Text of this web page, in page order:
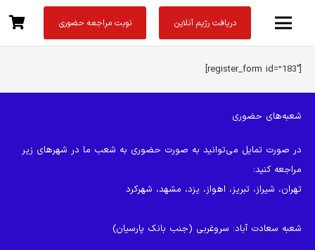
دریافت رژیم آنلاین نوبت مراجعه حضوری
[register_form id=”183″]
شعبه‌های حضوری
در صورت تمایل می‌توانید به صورت حضوری به شعب ما در شهرهای زیر
مراجعه کنید:
تهران، شیراز، تبریز، اهواز، یزد، مشهد، شهرکرد
شعبه سعادت آباد: سروغربی (جنب بانک پارسیان)